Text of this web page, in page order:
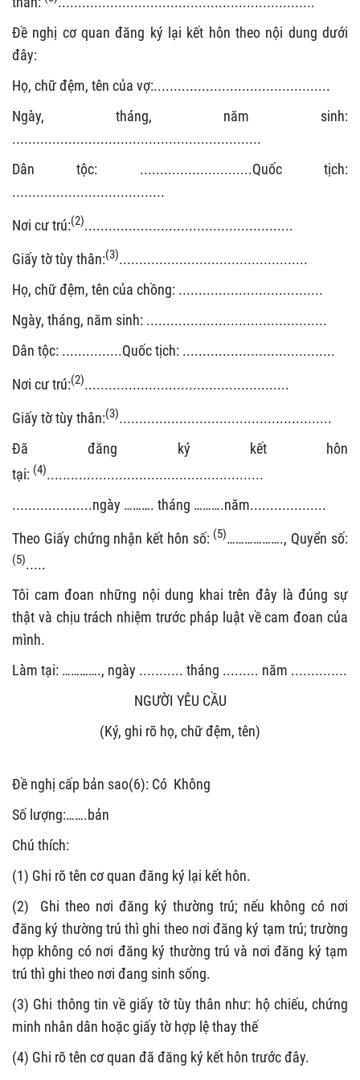
Đề nghị cơ quan đăng ký lại kết hôn theo nội dung dưới
đây:
Họ, chữ đệm, tên của vợ:............................................
Ngày, tháng, năm sinh:
..............................................................
Dân tộc: ............................Quốc tịch:
......................................
Nơi cư trú:(2)....................................................
Giấy tờ tùy thân:(3)...............................................
Họ, chữ đệm, tên của chồng: ....................................
Ngày, tháng, năm sinh: .............................................
Dân tộc: ...............Quốc tịch: ......................................
Nơi cư trú:(2)...................................................
Giấy tờ tùy thân:(3).....................................................
Đã đăng ký kết hôn
tại: (4)......................................................
....................ngày ………. tháng ……….năm...................
Theo Giấy chứng nhận kết hôn số: (5)………………., Quyển số:
(5).....
Tôi cam đoan những nội dung khai trên đây là đúng sự
thật và chịu trách nhiệm trước pháp luật về cam đoan của
mình.
Làm tại: …………., ngày ........... tháng ......... năm ..............
NGƯỜI YÊU CẦU
(Ký, ghi rõ họ, chữ đệm, tên)
Đề nghị cấp bản sao(6): Có Không
Số lượng:…….bản
Chú thích:
(1) Ghi rõ tên cơ quan đăng ký lại kết hôn.
(2) Ghi theo nơi đăng ký thường trú; nếu không có nơi
đăng ký thường trú thì ghi theo nơi đăng ký tạm trú; trường
hợp không có nơi đăng ký thường trú và nơi đăng ký tạm
trú thì ghi theo nơi đang sinh sống.
(3) Ghi thông tin về giấy tờ tùy thân như: hộ chiếu, chứng
minh nhân dân hoặc giấy tờ hợp lệ thay thế
(4) Ghi rõ tên cơ quan đã đăng ký kết hôn trước đây.